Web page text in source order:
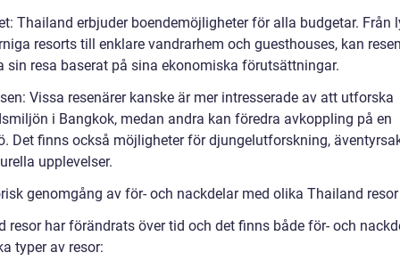
Thailand erbjuder boendemöjligheter för alla budgetar. Från
resorts till enklare vandrarhem och guesthouses, kan
sin resa baserat på sina ekonomiska förutsättningar.
Vissa resenärer kanske är mer intresserade av att utforska
i Bangkok, medan andra kan föredra avkoppling på en
Det finns också möjligheter för djungelutforskning,
upplevelser.
genomgång av för- och nackdelar med olika Thailand resor
resor har förändrats över tid och det finns både för- och
typer av resor: